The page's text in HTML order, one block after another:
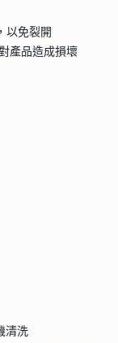
以免裂開
產品造成損壞
清洗